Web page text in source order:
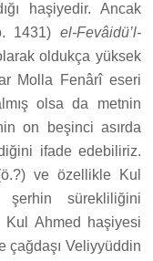
haşiyedir. Ancak
1431) el-Fevâidü’l-
oldukça yüksek
Molla Fenârî eseri
olsa da metnin
on beşinci asırda
ifade edebiliriz.
ve özellikle Kul
sürekliliğini
Kul Ahmed haşiyesi
çağdaşı Veliyyüddin